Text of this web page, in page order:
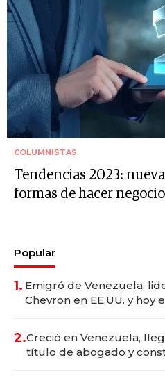
COLUMNISTAS
Tendencias 2023:
formas de hacer negocio
Popular
1. Emigró de Venezuela,
Chevron en EE.UU. y hoy
2.Creció en Venezuela,
título de abogado y